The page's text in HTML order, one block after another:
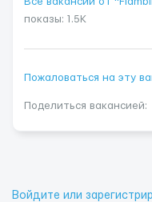
показы: 1.5K
Пожаловаться на эту
Поделиться вакансией:
Войдите или